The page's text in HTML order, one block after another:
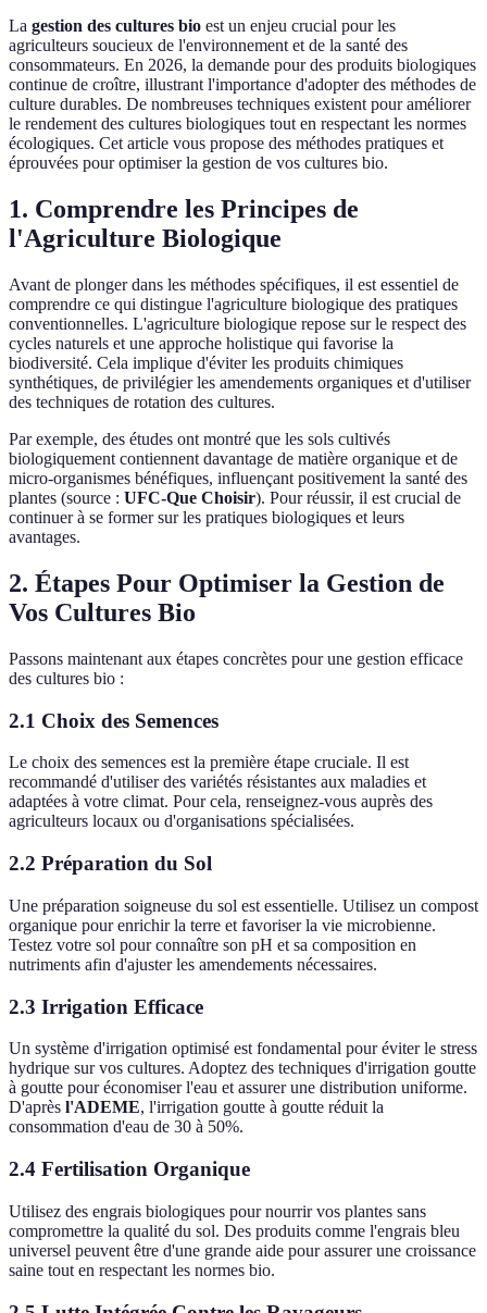
La gestion des cultures bio est un enjeu crucial pour les
agriculteurs soucieux de l'environnement et de la santé des
consommateurs. En 2026, la demande pour des produits biologiques
continue de croître, illustrant l'importance d'adopter des méthodes de
culture durables. De nombreuses techniques existent pour améliorer
le rendement des cultures biologiques tout en respectant les normes
écologiques. Cet article vous propose des méthodes pratiques et
éprouvées pour optimiser la gestion de vos cultures bio.
1. Comprendre les Principes de
l'Agriculture Biologique
Avant de plonger dans les méthodes spécifiques, il est essentiel de
comprendre ce qui distingue l'agriculture biologique des pratiques
conventionnelles. L'agriculture biologique repose sur le respect des
cycles naturels et une approche holistique qui favorise la
biodiversité. Cela implique d'éviter les produits chimiques
synthétiques, de privilégier les amendements organiques et d'utiliser
des techniques de rotation des cultures.
Par exemple, des études ont montré que les sols cultivés
biologiquement contiennent davantage de matière organique et de
micro-organismes bénéfiques, influençant positivement la santé des
plantes (source : UFC-Que Choisir). Pour réussir, il est crucial de
continuer à se former sur les pratiques biologiques et leurs
avantages.
2. Étapes Pour Optimiser la Gestion de
Vos Cultures Bio
Passons maintenant aux étapes concrètes pour une gestion efficace
des cultures bio :
2.1 Choix des Semences
Le choix des semences est la première étape cruciale. Il est
recommandé d'utiliser des variétés résistantes aux maladies et
adaptées à votre climat. Pour cela, renseignez-vous auprès des
agriculteurs locaux ou d'organisations spécialisées.
2.2 Préparation du Sol
Une préparation soigneuse du sol est essentielle. Utilisez un compost
organique pour enrichir la terre et favoriser la vie microbienne.
Testez votre sol pour connaître son pH et sa composition en
nutriments afin d'ajuster les amendements nécessaires.
2.3 Irrigation Efficace
Un système d'irrigation optimisé est fondamental pour éviter le stress
hydrique sur vos cultures. Adoptez des techniques d'irrigation goutte
à goutte pour économiser l'eau et assurer une distribution uniforme.
D'après l'ADEME, l'irrigation goutte à goutte réduit la
consommation d'eau de 30 à 50%.
2.4 Fertilisation Organique
Utilisez des engrais biologiques pour nourrir vos plantes sans
compromettre la qualité du sol. Des produits comme l'engrais bleu
universel peuvent être d'une grande aide pour assurer une croissance
saine tout en respectant les normes bio.